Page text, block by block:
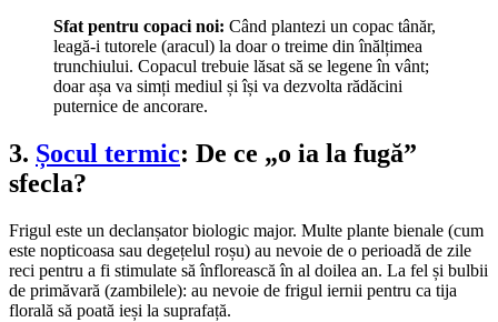
Sfat pentru copaci noi: Când plantezi un copac tânăr,
leagă-i tutorele (aracul) la doar o treime din înălțimea
trunchiului. Copacul trebuie lăsat să se legene în vânt;
doar așa va simți mediul și își va dezvolta rădăcini
puternice de ancorare.
3. Șocul termic: De ce „o ia la fugă”
sfecla?
Frigul este un declanșator biologic major. Multe plante bienale (cum
este nopticoasa sau degețelul roșu) au nevoie de o perioadă de zile
reci pentru a fi stimulate să înflorească în al doilea an. La fel și bulbii
de primăvară (zambilele): au nevoie de frigul iernii pentru ca tija
florală să poată ieși la suprafață.